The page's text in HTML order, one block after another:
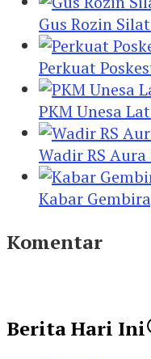
Gus Rozin
Perkuat
PKM Unesa
Wadir RS
Kabar
Komentar
Berita Hari Ini